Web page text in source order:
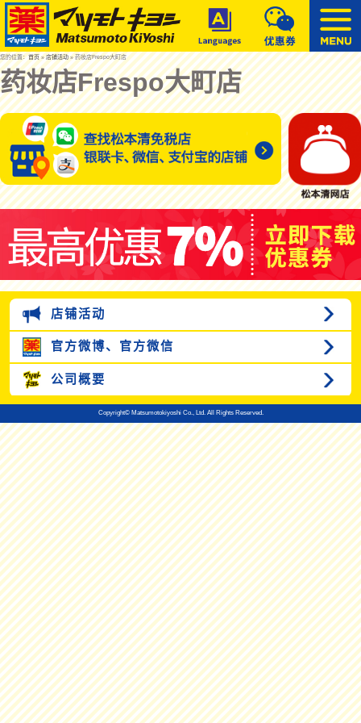
您的位置：首页»店铺活动» 药妆店Frespo大町店
药妆店Frespo大町店
店铺活动
官方微博、 官方微信
公司概要
Copyright© Matsumotokiyoshi Co., Ltd. All Rights Reserved.